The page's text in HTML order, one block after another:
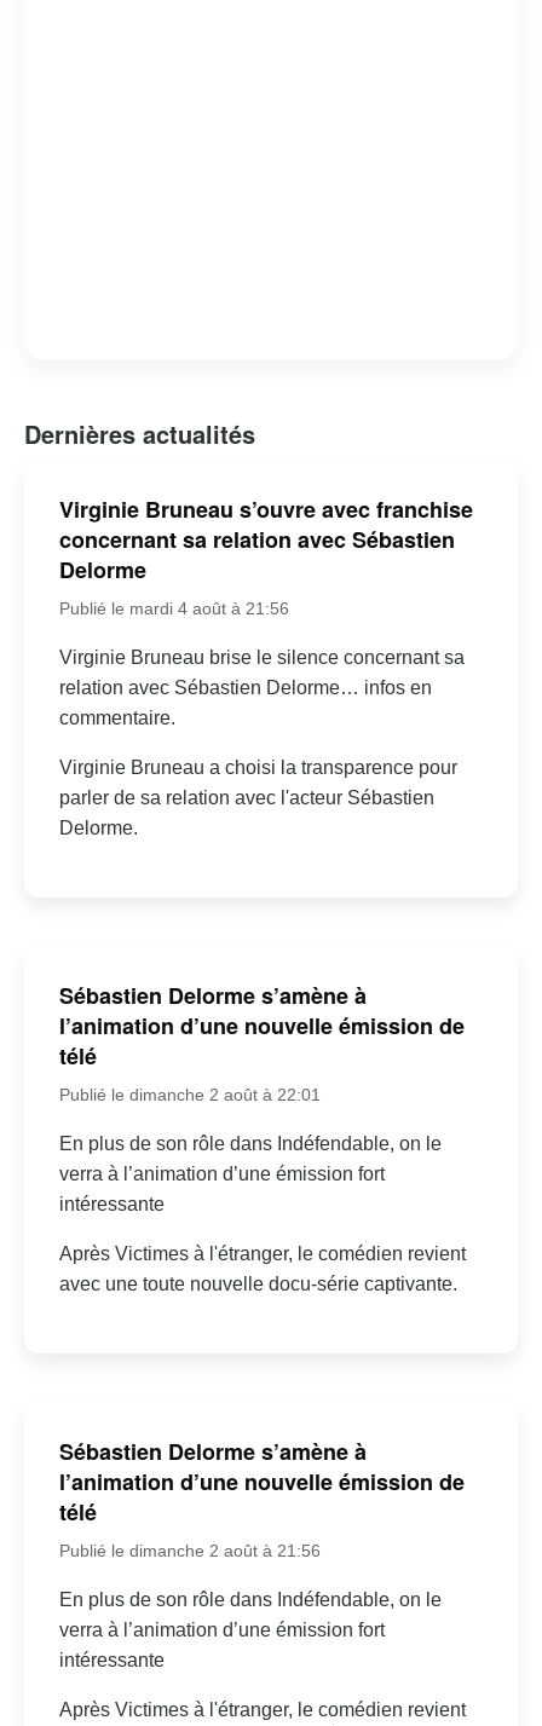
Dernières actualités
Virginie Bruneau s’ouvre avec franchise
concernant sa relation avec Sébastien
Delorme
Publié le mardi 4 août à 21:56
Virginie Bruneau brise le silence concernant sa
relation avec Sébastien Delorme… infos en
commentaire.
Virginie Bruneau a choisi la transparence pour
parler de sa relation avec l'acteur Sébastien
Delorme.
Sébastien Delorme s’amène à
l’animation d’une nouvelle émission de
télé
Publié le dimanche 2 août à 22:01
En plus de son rôle dans Indéfendable, on le
verra à l’animation d’une émission fort
intéressante
Après Victimes à l'étranger, le comédien revient
avec une toute nouvelle docu-série captivante.
Sébastien Delorme s’amène à
l’animation d’une nouvelle émission de
télé
Publié le dimanche 2 août à 21:56
En plus de son rôle dans Indéfendable, on le
verra à l’animation d’une émission fort
intéressante
Après Victimes à l'étranger, le comédien revient